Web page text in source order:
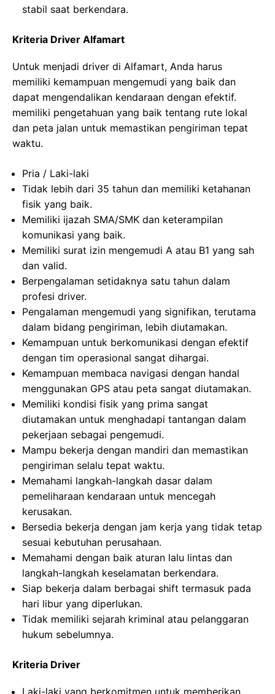
stabil saat berkendara.
Kriteria Driver Alfamart
Untuk menjadi driver di Alfamart, Anda harus
memiliki kemampuan mengemudi yang baik dan
dapat mengendalikan kendaraan dengan efektif.
memiliki pengetahuan yang baik tentang rute lokal
dan peta jalan untuk memastikan pengiriman tepat
waktu.
Pria / Laki-laki
Tidak lebih dari 35 tahun dan memiliki ketahanan
fisik yang baik.
Memiliki ijazah SMA/SMK dan keterampilan
komunikasi yang baik.
Memiliki surat izin mengemudi A atau B1 yang sah
dan valid.
Berpengalaman setidaknya satu tahun dalam
profesi driver.
Pengalaman mengemudi yang signifikan, terutama
dalam bidang pengiriman, lebih diutamakan.
Kemampuan untuk berkomunikasi dengan efektif
dengan tim operasional sangat dihargai.
Kemampuan membaca navigasi dengan handal
menggunakan GPS atau peta sangat diutamakan.
Memiliki kondisi fisik yang prima sangat
diutamakan untuk menghadapi tantangan dalam
pekerjaan sebagai pengemudi.
Mampu bekerja dengan mandiri dan memastikan
pengiriman selalu tepat waktu.
Memahami langkah-langkah dasar dalam
pemeliharaan kendaraan untuk mencegah
kerusakan.
Bersedia bekerja dengan jam kerja yang tidak tetap
sesuai kebutuhan perusahaan.
Memahami dengan baik aturan lalu lintas dan
langkah-langkah keselamatan berkendara.
Siap bekerja dalam berbagai shift termasuk pada
hari libur yang diperlukan.
Tidak memiliki sejarah kriminal atau pelanggaran
hukum sebelumnya.
Kriteria Driver
Laki-laki yang berkomitmen untuk memberikan